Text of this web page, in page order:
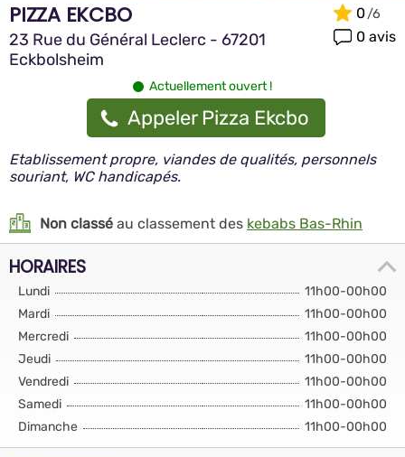
PIZZA EKCBO
23 Rue du Général Leclerc - 67201
Eckbolsheim
0
0 avis
Actuellement ouvert !
Appeler Pizza Ekcbo
Etablissement propre, viandes de qualités, personnels
souriant, WC handicapés.
Non classé au classement des kebabs Bas-Rhin
HORAIRES
Lundi
11h00-00h00
Mardi
11h00-00h00
Mercredi
11h00-00h00
Jeudi
11h00-00h00
Vendredi
11h00-00h00
Samedi
11h00-00h00
Dimanche
11h00-00h00